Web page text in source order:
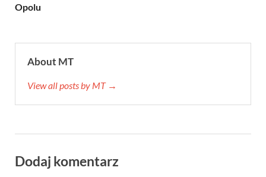
Opolu
About MT
View all posts by MT →
Dodaj komentarz